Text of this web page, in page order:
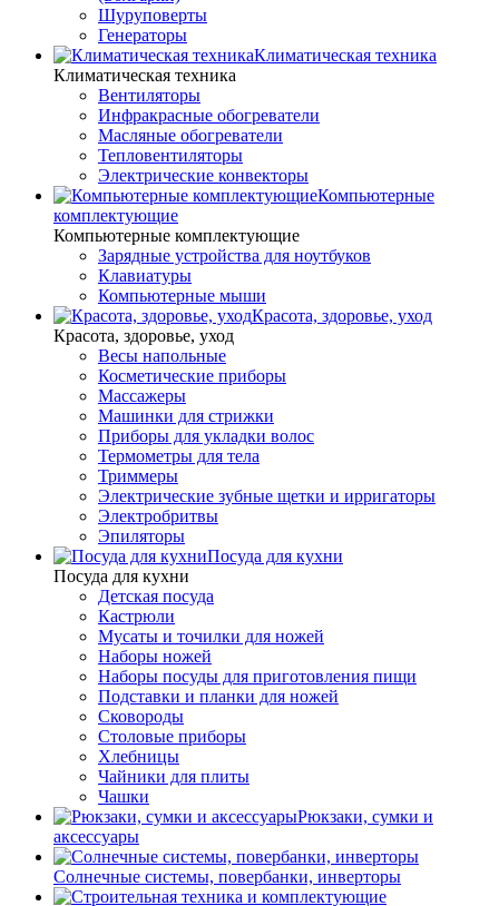
Шуруповерты
Генераторы
Климатическая техника
Климатическая техника
Вентиляторы
Инфракрасные обогреватели
Масляные обогреватели
Тепловентиляторы
Электрические конвекторы
Компьютерные
комплектующие
Компьютерные комплектующие
Зарядные устройства для ноутбуков
Клавиатуры
Компьютерные мыши
Красота, здоровье, уход
Красота, здоровье, уход
Весы напольные
Косметические приборы
Массажеры
Машинки для стрижки
Приборы для укладки волос
Термометры для тела
Триммеры
Электрические зубные щетки и ирригаторы
Электробритвы
Эпиляторы
Посуда для кухни
Посуда для кухни
Детская посуда
Кастрюли
Мусаты и точилки для ножей
Наборы ножей
Наборы посуды для приготовления пищи
Подставки и планки для ножей
Сковороды
Столовые приборы
Хлебницы
Чайники для плиты
Чашки
Рюкзаки, сумки и
аксессуары
Солнечные системы, повербанки, инверторы